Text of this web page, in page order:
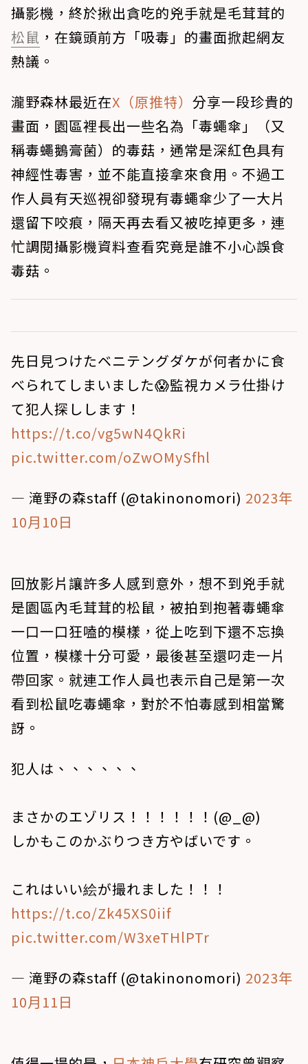
攝影機，終於揪出貪吃的兇手就是毛茸茸的
松鼠 ，在鏡頭前方「吸毒」的畫面掀起網友
熱議。
瀧野森林最近在X（原推特） 分享一段珍貴的
畫面，園區裡長出一些名為「毒蠅傘」（又
稱毒蠅鵝膏菌）的毒菇，通常是深紅色具有
神經性毒害，並不能直接拿來食用。不過工
作人員有天巡視卻發現有毒蠅傘少了一大片
還留下咬痕，隔天再去看又被吃掉更多，連
忙調閱攝影機資料查看究竟是誰不小心誤食
毒菇。
先日見つけたベニテングダケが何者かに食
べられてしまいました😱監視カメラ仕掛け
て犯人探しします！
https://t.co/vg5wN4QkRi
pic.twitter.com/oZwOMySfhl
— 滝野の森staff (@takinonomori) 2023年
10月10日
回放影片讓許多人感到意外，想不到兇手就
是園區內毛茸茸的松鼠，被拍到抱著毒蠅傘
一口一口狂嗑的模樣，從上吃到下還不忘換
位置，模樣十分可愛，最後甚至還叼走一片
帶回家。就連工作人員也表示自己是第一次
看到松鼠吃毒蠅傘，對於不怕毒感到相當驚
訝。
犯人は、、、、、、
まさかのエゾリス！！！！！！(@_@)
しかもこのかぶりつき方やばいです。
これはいい絵が撮れました！！！
https://t.co/Zk45XS0iif
pic.twitter.com/W3xeTHlPTr
— 滝野の森staff (@takinonomori) 2023年
10月11日